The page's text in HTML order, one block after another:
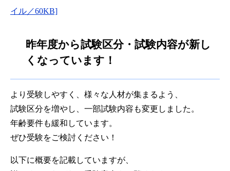
イル／60KB]
昨年度から試験区分・試験内容が新し
くなっています！
より受験しやすく、様々な人材が集まるよう、
試験区分を増やし、一部試験内容も変更しました。
年齢要件も緩和しています。
ぜひ受験をご検討ください！
以下に概要を記載していますが、